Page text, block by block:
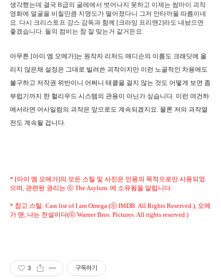
생각했는데 결국 B급의 굴레에서 벗어나지 못하고 이제는 쌈마이 괴작
영화에 얼굴을 비칠만큼 지명도가 떨어졌다니 그저 안타까울 따름이네
요. 다시 크리스토프 강스 감독과 함께 [크라잉 프리맨2]라도 내놨으면
좋겠습니다. 둘의 컴비는 참 잘 맞는거 같거든요.
아무튼 [아이 엠 오메가]는 원작자 리처드 매디슨의 이름도 크래딧에 올
리지 않은채 설정은 그대로 빌려쓴 괴작이지만 이런 노골적인 차용에도
불구하고 저작권 위반이니 어쩌니 태클을 걸지 않는 것도 어떻게 보면 좀
부럽기까지 한 헐리우드 시스템의 관용이 아닌가 싶습니다. 이런 여건하
에서라면 어사일럼의 괴작은 앞으로도 계속되겠지요. 물론 저의 괴작열
전도 계속될 겁니다.
* [아이 엠 오메가]의 모든 스틸 및 사진은 인용의 목적으로만 사용되었
으며, 관련된 권리는 ⓒ The Asylum. 에 소유됨을 알립니다.
* 참고 스틸: Cast list of I am Omega (ⓒ IMDB. All Rights Reserved.), 오메
가 맨, 나는 전설이다(ⓒ Warner Bros. Pictures. All rights reserved.)
3 구독하기